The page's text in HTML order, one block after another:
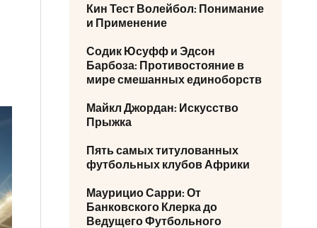
Кин Тест Волейбол: Понимание
и Применение
Содик Юсуфф и Эдсон
Барбоза: Противостояние в
мире смешанных единоборств
Майкл Джордан: Искусство
Прыжка
Пять самых титулованных
футбольных клубов Африки
Маурицио Сарри: От
Банковского Клерка до
Ведущего Футбольного